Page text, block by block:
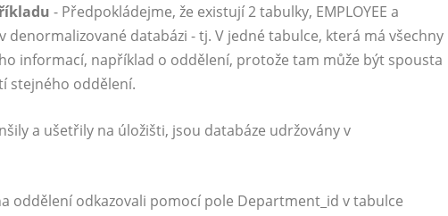
- Předpokládejme, že existují 2 tabulky, EMPLOYEE a
v denormalizované databázi - tj. V jedné tabulce, která má všechny
informací, například o oddělení, protože tam může být spousta
stejného oddělení.
a ušetřily na úložišti, jsou databáze udržovány v
oddělení odkazovali pomocí pole Department_id v tabulce